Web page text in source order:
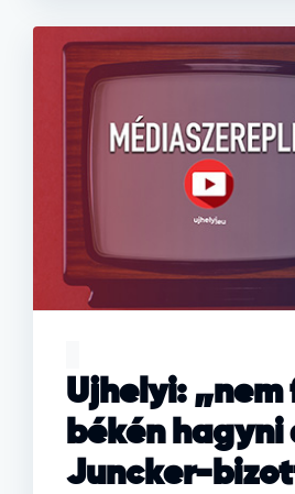
Ujhelyi: „nem
békén hagyni
Juncker-